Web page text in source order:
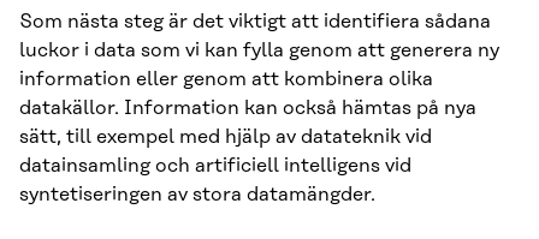
Som nästa steg är det viktigt att identifiera sådana
luckor i data som vi kan fylla genom att generera ny
information eller genom att kombinera olika
datakällor. Information kan också hämtas på nya
sätt, till exempel med hjälp av datateknik vid
datainsamling och artificiell intelligens vid
syntetiseringen av stora datamängder.